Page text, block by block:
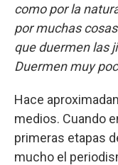
como por la
por muchas
que duermen las
Duermen muy
Hace
medios. Cuando
primeras etapas
mucho el